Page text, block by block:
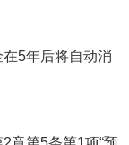
5年后将自动消